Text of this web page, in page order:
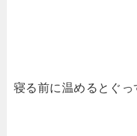
寝る前に温めるとぐっ